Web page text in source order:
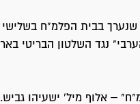
– אלוף מיל' ישעיהו גביש.